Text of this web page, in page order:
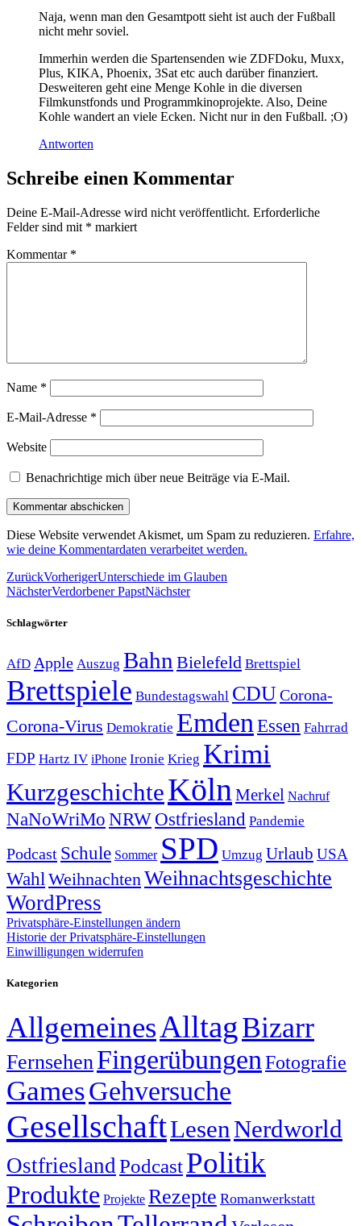
Naja, wenn man den Gesamtpott sieht ist auch der Fußball
nicht mehr soviel.
Immerhin werden die Spartensenden wie ZDFDoku, Muxx,
Plus, KIKA, Phoenix, 3Sat etc auch darüber finanziert.
Desweiteren geht eine Menge Kohle in die diversen
Filmkunstfonds und Programmkinoprojekte. Also, Deine
Kohle wandert an viele Ecken. Nicht nur in den Fußball. ;O)
Antworten
Schreibe einen Kommentar
Deine E-Mail-Adresse wird nicht veröffentlicht. Erforderliche
Felder sind mit * markiert
Kommentar *
Name *
E-Mail-Adresse *
Website
Benachrichtige mich über neue Beiträge via E-Mail.
Diese Website verwendet Akismet, um Spam zu reduzieren. Erfahre,
wie deine Kommentardaten verarbeitet werden.
ZurückVorherigerUnterschiede im Glauben
NächsterVerdorbener PapstNächster
Schlagwörter
AfD Apple Auszug Bahn Bielefeld Brettspiel
Brettspiele Bundestagswahl CDUCorona-
Corona-Virus Demokratie Emden Essen Fahrrad
FDP Hartz IV iPhone Ironie Krieg Krimi
KurzgeschichteKölnMerkel Nachruf
NaNoWriMo NRWOstfriesland Pandemie
Podcast Schule Sommer SPD Umzug Urlaub USA
WahlWeihnachtenWeihnachtsgeschichte
WordPress
Privatsphäre-Einstellungen ändern
Historie der Privatsphäre-Einstellungen
Einwilligungen widerrufen
Kategorien
AllgemeinesAlltagBizarr
Fernsehen Fingerübungen Fotografie
GamesGehversuche
GesellschaftLesen Nerdworld
Ostfriesland PodcastPolitik
Produkte Projekte Rezepte Romanwerkstatt